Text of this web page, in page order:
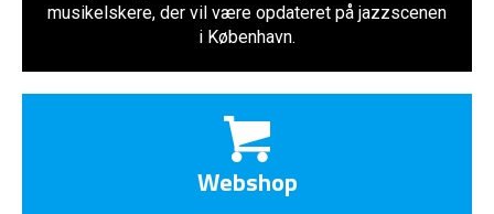
musikelskere, der vil være opdateret på jazzscenen
i København.
Webshop